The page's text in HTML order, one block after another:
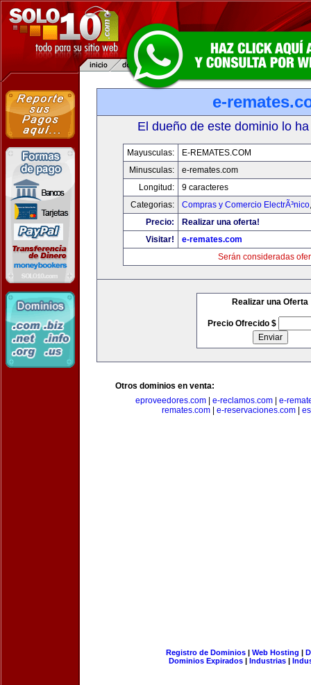
e-
El dueño de este dominio lo
Mayusculas:
E-REMATES.COM
Minusculas:
e-remates.com
Longitud:
9 caracteres
Categorias:
Compras y Comercio ElectrÃ³nico
Precio:
Realizar una oferta!
Visitar!
e-remates.com
Serán consideradas
Realizar una Oferta
Precio Ofrecido $
Otros dominios en venta:
eproveedores.com
e-reclamos.com
e-
remates.com| e-reservaciones.com|
Registro de Dominios| Web Hosting |
Dominios Expirados | Industrias |